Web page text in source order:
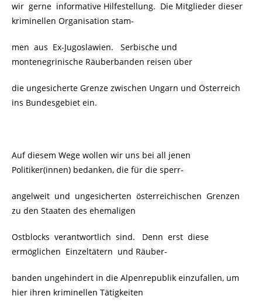
wir gerne informative Hilfestellung. Die Mitglieder dieser
kriminellen Organisation stam-
men aus Ex-Jugoslawien. Serbische und
montenegrinische Räuberbanden reisen über
die ungesicherte Grenze zwischen Ungarn und Österreich
ins Bundesgebiet ein.
Auf diesem Wege wollen wir uns bei all jenen
Politiker(innen) bedanken, die für die sperr-
angelweit und ungesicherten österreichischen Grenzen
zu den Staaten des ehemaligen
Ostblocks verantwortlich sind. Denn erst diese
ermöglichen Einzeltätern und Räuber-
banden ungehindert in die Alpenrepublik einzufallen, um
hier ihren kriminellen Tätigkeiten